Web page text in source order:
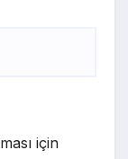
için